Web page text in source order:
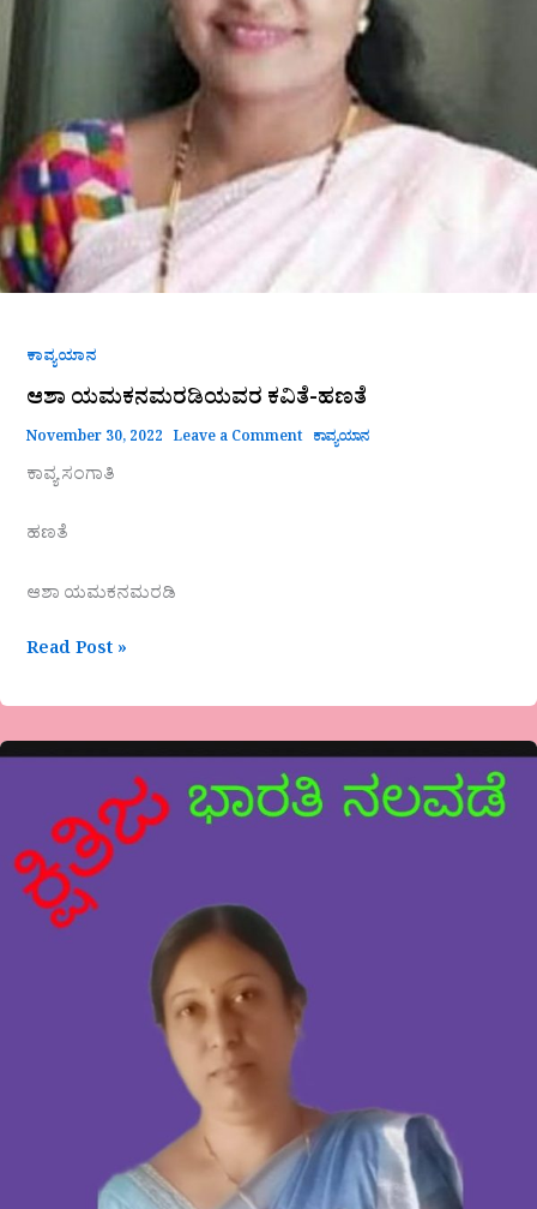
ಕಾವ್ಯಯಾನ
ಆಶಾ ಯಮಕನಮರಡಿಯವರ ಕವಿತೆ-ಹಣತೆ
November 30, 2022 Leave a Comment ಕಾವ್ಯಯಾನ
ಕಾವ್ಯ ಸಂಗಾತಿ
ಹಣತೆ
ಆಶಾ ಯಮಕನಮರಡಿ
Read Post »